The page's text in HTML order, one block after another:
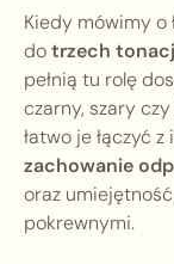
Kiedy mówimy o
dotrzech
pełnią tu rolę
czarny, szary
łatwo je łączyć
zachowanie
oraz
pokrewnymi.